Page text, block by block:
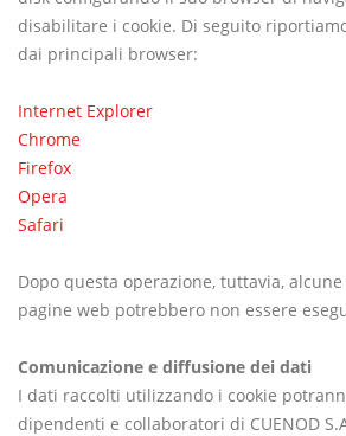
disabilitare i cookie. Di seguito
dai principali browser:
Internet Explorer
Chrome
Firefox
Opera
Safari
Dopo questa operazione, tuttavia,
pagine web potrebbero non essere
Comunicazione e diffusione dei dati
I dati raccolti utilizzando i cookie
dipendenti e collaboratori di CUENOD